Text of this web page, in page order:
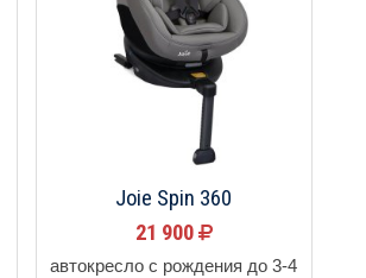
Joie Spin 360
21 900
автокресло с рождения до 3-4